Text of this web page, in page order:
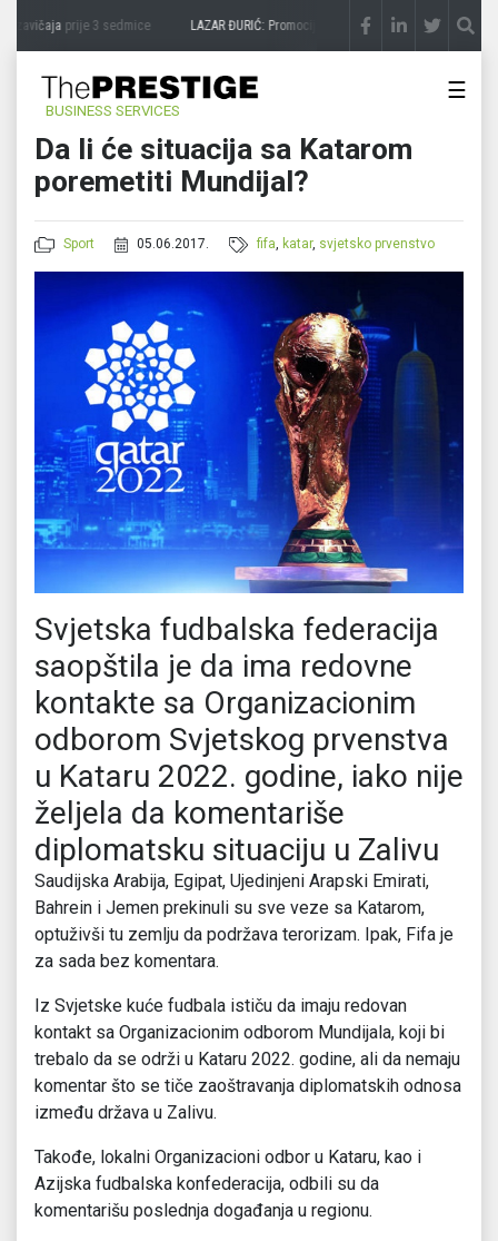
zavičajaprije 3 sedmice LAZAR ĐURIĆ: Promocija potencijal pretvara u destinaciju
BUSINESS SERVICES
☰
Da li će situacija sa Katarom
poremetiti Mundijal?
Sport 05.06.2017. fifa, katar, svjetsko prvenstvo
Svjetska fudbalska federacija
saopštila je da ima redovne
kontakte sa Organizacionim
odborom Svjetskog prvenstva
u Kataru 2022. godine, iako nije
željela da komentariše
diplomatsku situaciju u Zalivu
Saudijska Arabija, Egipat, Ujedinjeni Arapski Emirati,
Bahrein i Jemen prekinuli su sve veze sa Katarom,
optuživši tu zemlju da podržava terorizam. Ipak, Fifa je
za sada bez komentara.
Iz Svjetske kuće fudbala ističu da imaju redovan
kontakt sa Organizacionim odborom Mundijala, koji bi
trebalo da se održi u Kataru 2022. godine, ali da nemaju
komentar što se tiče zaoštravanja diplomatskih odnosa
između država u Zalivu.
Takođe, lokalni Organizacioni odbor u Kataru, kao i
Azijska fudbalska konfederacija, odbili su da
komentarišu poslednja događanja u regionu.